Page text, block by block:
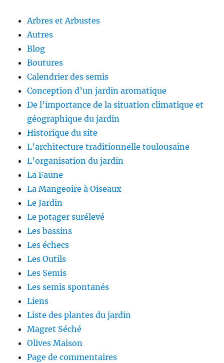
Arbres et Arbustes
Autres
Blog
Boutures
Calendrier des semis
Conception d’un jardin aromatique
De l’importance de la situation climatique et
géographique du jardin
Historique du site
L’architecture traditionnelle toulousaine
L’organisation du jardin
La Faune
La Mangeoire à Oiseaux
Le Jardin
Le potager surélevé
Les bassins
Les échecs
Les Outils
Les Semis
Les semis spontanés
Liens
Liste des plantes du jardin
Magret Séché
Olives Maison
Page de commentaires